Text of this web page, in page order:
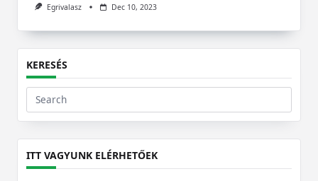
Egrivalasz Dec 10, 2023
KERESÉS
Search
for:
ITT VAGYUNK ELÉRHETŐEK